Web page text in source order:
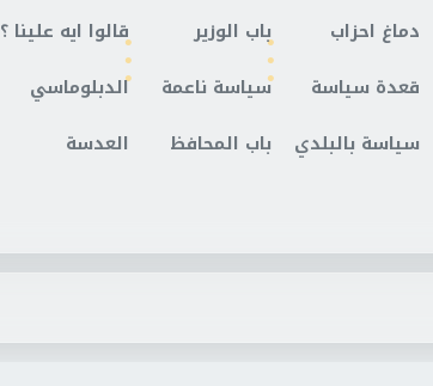
دماغ احزاب
قعدة سياسة
سياسة بالبلدي
باب الوزير
سياسة ناعمة
باب المحافظ
قالوا ايه علينا ؟
الدبلوماسي
العدسة